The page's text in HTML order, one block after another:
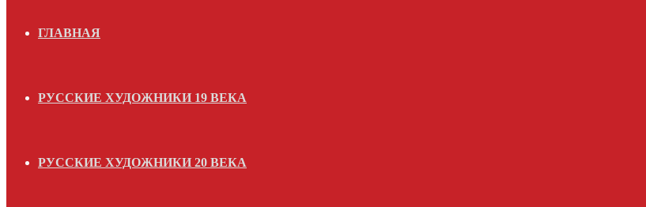
ГЛАВНАЯ
РУССКИЕ ХУДОЖНИКИ 19 ВЕКА
РУССКИЕ ХУДОЖНИКИ 20 ВЕКА